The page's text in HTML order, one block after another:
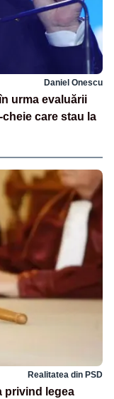
Daniel Onescu
urma evaluării
cheie care stau la
Realitatea din PSD
privind legea